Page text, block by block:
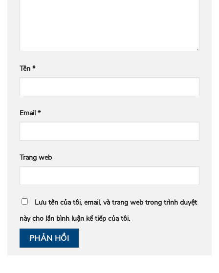
Tên *
Email *
Trang web
Lưu tên của tôi, email, và trang web trong trình duyệt
này cho lần bình luận kế tiếp của tôi.